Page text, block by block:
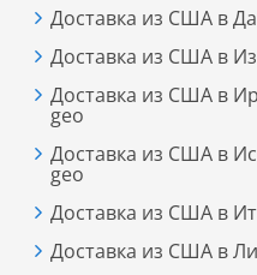
Доставка из США в
Доставка из США в
Доставка из США в
geo
Доставка из США в
geo
Доставка из США в
Доставка из США в